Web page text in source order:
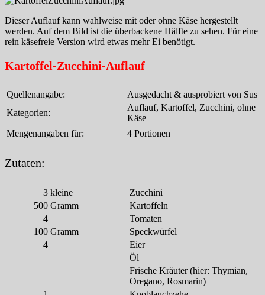
Dieser Auflauf kann wahlweise mit oder ohne Käse hergestellt
werden. Auf dem Bild ist die überbackene Hälfte zu sehen. Für eine
rein käsefreie Version wird etwas mehr Ei benötigt.
Kartoffel-Zucchini-Auflauf
Quellenangabe:
Ausgedacht & ausprobiert von Sus
Kategorien:
Auflauf, Kartoffel, Zucchini, ohne
Käse
Mengenangaben für:
4 Portionen
Zutaten:
3 kleine
Zucchini
500 Gramm
Kartoffeln
4
Tomaten
100 Gramm
Speckwürfel
4
Eier
Öl
Frische Kräuter (hier: Thymian,
Oregano, Rosmarin)